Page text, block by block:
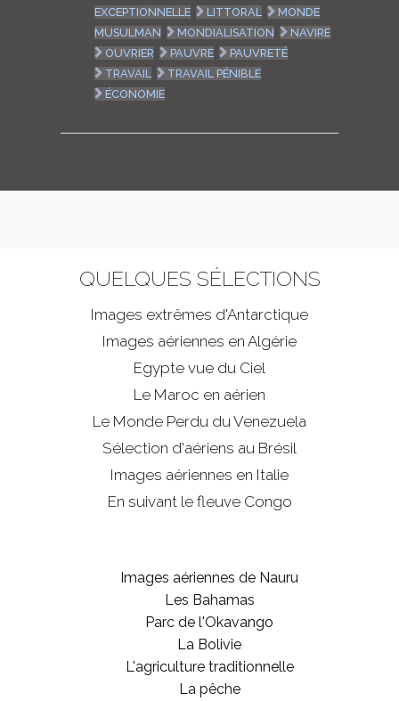
EXCEPTIONNELLE
LITTORAL
MONDE
MUSULMAN
MONDIALISATION
NAVIRE
OUVRIER
PAUVRE
PAUVRETÉ
TRAVAIL
TRAVAIL PÉNIBLE
ÉCONOMIE
QUELQUES SÉLECTIONS
Images extrêmes d'Antarctique
Images aériennes en Algérie
Egypte vue du Ciel
Le Maroc en aérien
Le Monde Perdu du Venezuela
Sélection d'aériens au Brésil
Images aériennes en Italie
En suivant le fleuve Congo
Images aériennes de Nauru
Les Bahamas
Parc de l'Okavango
La Bolivie
L'agriculture traditionnelle
La pêche